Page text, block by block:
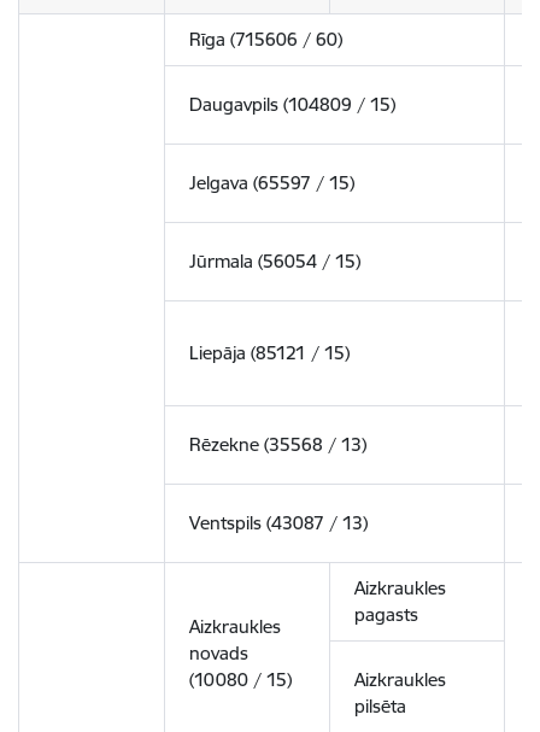
Rīga (715606 / 60)
Daugavpils (104809 / 15)
Jelgava (65597 / 15)
Jūrmala (56054 / 15)
Liepāja (85121 / 15)
Rēzekne (35568 / 13)
Ventspils (43087 / 13)
Aizkraukles
novads
(10080 / 15)
Aizkraukles
pagasts
Aizkraukles
pilsēta